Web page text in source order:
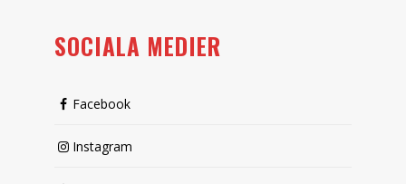
SOCIALA MEDIER
Facebook
Instagram